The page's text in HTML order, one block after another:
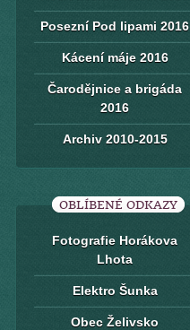
Posezní Pod lipami 2016
Kácení máje 2016
Čarodějnice a brigáda
2016
Archiv 2010-2015
OBLÍBENÉ ODKAZY
Fotografie Horákova
Lhota
Elektro Šunka
Obec Želivsko